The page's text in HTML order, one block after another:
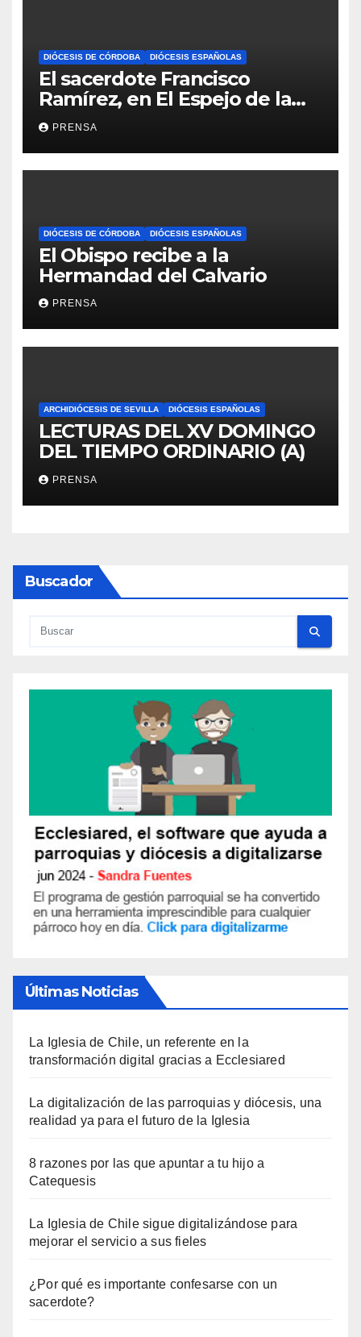
DIÓCESIS DE CÓRDOBA DIÓCESIS ESPAÑOLAS
El sacerdote Francisco
Ramírez, en El Espejo de la
Iglesia
PRENSA
DIÓCESIS DE CÓRDOBA DIÓCESIS ESPAÑOLAS
El Obispo recibe a la
Hermandad del Calvario
PRENSA
ARCHIDIÓCESIS DE SEVILLA DIÓCESIS ESPAÑOLAS
LECTURAS DEL XV DOMINGO
DEL TIEMPO ORDINARIO (A)
PRENSA
Buscador
Últimas Noticias
La Iglesia de Chile, un referente en la
transformación digital gracias a Ecclesiared
La digitalización de las parroquias y diócesis, una
realidad ya para el futuro de la Iglesia
8 razones por las que apuntar a tu hijo a
Catequesis
La Iglesia de Chile sigue digitalizándose para
mejorar el servicio a sus fieles
¿Por qué es importante confesarse con un
sacerdote?